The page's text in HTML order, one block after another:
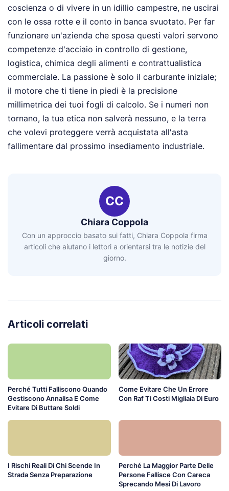
coscienza o di vivere in un idillio campestre, ne uscirai
con le ossa rotte e il conto in banca svuotato. Per far
funzionare un'azienda che sposa questi valori servono
competenze d'acciaio in controllo di gestione,
logistica, chimica degli alimenti e contrattualistica
commerciale. La passione è solo il carburante iniziale;
il motore che ti tiene in piedi è la precisione
millimetrica dei tuoi fogli di calcolo. Se i numeri non
tornano, la tua etica non salverà nessuno, e la terra
che volevi proteggere verrà acquistata all'asta
fallimentare dal prossimo insediamento industriale.
CC
Chiara Coppola
Con un approccio basato sui fatti, Chiara Coppola firma
articoli che aiutano i lettori a orientarsi tra le notizie del
giorno.
Articoli correlati
Perché Tutti Falliscono Quando
Gestiscono Annalisa E Come
Evitare Di Buttare Soldi
Come Evitare Che Un Errore
Con Raf Ti Costi Migliaia Di Euro
I Rischi Reali Di Chi Scende In
Strada Senza Preparazione
Perché La Maggior Parte Delle
Persone Fallisce Con Careca
Sprecando Mesi Di Lavoro